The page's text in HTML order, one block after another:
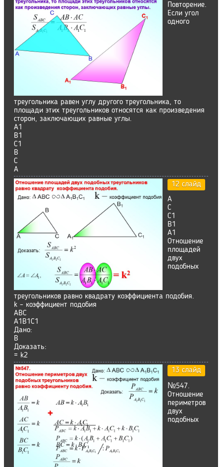
Повторение.
Если угол
одного
треугольника равен углу другого треугольника, то
площади этих треугольников относятся как произведения
сторон, заключающих равные углы.
А1
В1
С1
В
С
А
12 слайд
А
С
С1
В1
А1
Отношение
площадей
двух
подобных
треугольников равно квадрату коэффициента подобия.
k – коэффициент подобия
ABC
A1B1C1
Дано:
В
Доказать:
= k2
13 слайд
№547.
Отношение
периметров
двух
подобных